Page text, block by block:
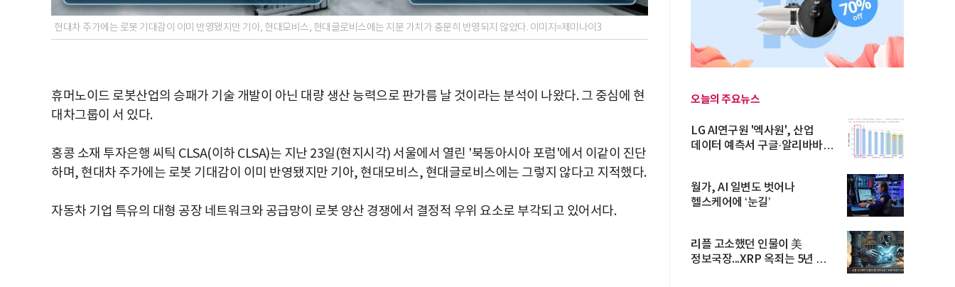
현대차 주가에는 로봇 기대감이 이미 반영됐지만 기아, 현대모비스, 현대글로비스에는 지분 가치가 충분히 반영되지 않았다. 이미지=제미나이3
휴머노이드 로봇산업의 승패가 기술 개발이 아닌 대량 생산 능력으로 판가름 날 것이라는 분석이 나왔다. 그 중심에 현
대차그룹이 서 있다.
홍콩 소재 투자은행 씨틱 CLSA(이하 CLSA)는 지난 23일(현지시각) 서울에서 열린 '북동아시아 포럼'에서 이같이 진단
하며, 현대차 주가에는 로봇 기대감이 이미 반영됐지만 기아, 현대모비스, 현대글로비스에는 그렇지 않다고 지적했다.
자동차 기업 특유의 대형 공장 네트워크와 공급망이 로봇 양산 경쟁에서 결정적 우위 요소로 부각되고 있어서다.
오늘의 주요뉴스
LG AI연구원 '엑사원', 산업
데이터 예측서 구글·알리바바
월가, AI 일변도 벗어나
헬스케어에 ‘눈길’
리플 고소했던 인물이 美
정보국장...XRP 옥죄는 5년 법적